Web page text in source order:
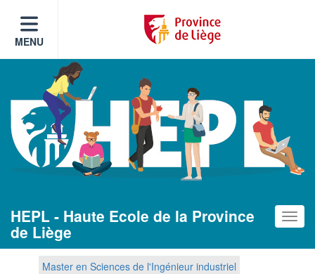
MENU
HEPL - Haute Ecole de la Province
de Liège
Master en Sciences de l'Ingénieur industriel